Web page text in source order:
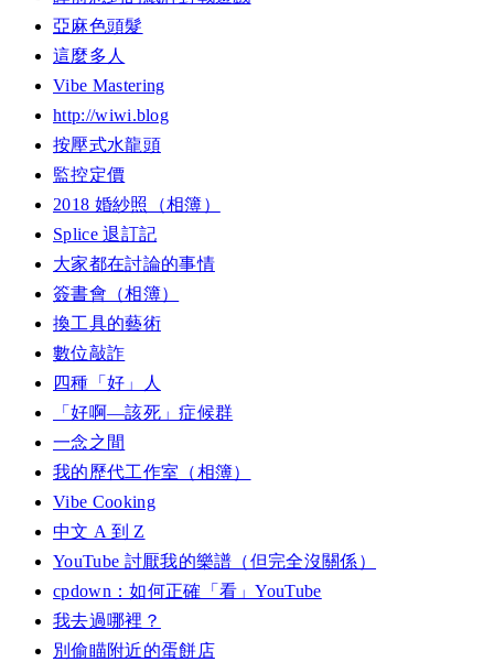
亞麻色頭髮
這麼多人
Vibe Mastering
http://wiwi.blog
按壓式水龍頭
監控定價
2018 婚紗照（相簿）
Splice 退訂記
大家都在討論的事情
簽書會（相簿）
換工具的藝術
數位敲詐
四種「好」人
「好啊—該死」症候群
一念之間
我的歷代工作室（相簿）
Vibe Cooking
中文 A 到 Z
YouTube 討厭我的樂譜（但完全沒關係）
cpdown：如何正確「看」YouTube
我去過哪裡？
別偷瞄附近的蛋餅店